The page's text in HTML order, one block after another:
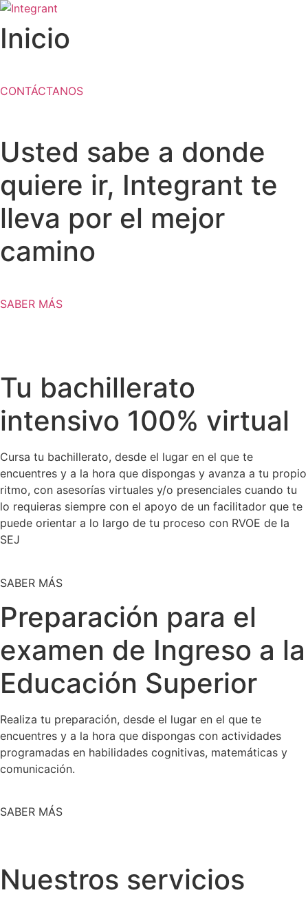
Ir
contenido
Inicio
CONTÁCTANOS
Usted sabe a donde
quiere ir, Integrant te
lleva por el mejor
camino
SABER MÁS
Tu bachillerato
intensivo 100% virtual
Cursa tu bachillerato, desde el lugar en el que te
encuentres y a la hora que dispongas y avanza a tu propio
ritmo, con asesorías virtuales y/o presenciales cuando tu
lo requieras siempre con el apoyo de un facilitador que te
puede orientar a lo largo de tu proceso con RVOE de la
SEJ
SABER MÁS
Preparación para el
examen de Ingreso a la
Educación Superior
Realiza tu preparación, desde el lugar en el que te
encuentres y a la hora que dispongas con actividades
programadas en habilidades cognitivas, matemáticas y
comunicación.
SABER MÁS
Nuestros servicios